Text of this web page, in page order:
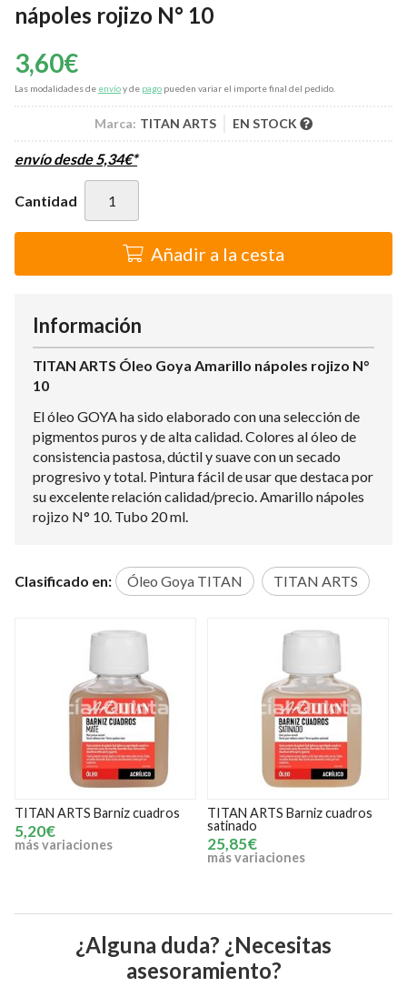
nápoles rojizo N° 10
3,60€
Las modalidades de envíoy de pago pueden variar el importe final del pedido.
Marca: TITAN ARTS EN STOCK
envío desde5,34€*
Cantidad
Añadir a la cesta
Información
TITAN ARTS Óleo Goya Amarillo nápoles rojizo N°
10
El óleo GOYA ha sido elaborado con una selección de
pigmentos puros y de alta calidad. Colores al óleo de
consistencia pastosa, dúctil y suave con un secado
progresivo y total. Pintura fácil de usar que destaca por
su excelente relación calidad/precio. Amarillo nápoles
rojizo N° 10. Tubo 20 ml.
Clasificado en: Óleo Goya TITAN TITAN ARTS
TITAN ARTS Barniz cuadros
5,20€
más variaciones
TITAN ARTS Barniz cuadros
satinado
25,85€
más variaciones
¿Alguna duda? ¿Necesitas
asesoramiento?